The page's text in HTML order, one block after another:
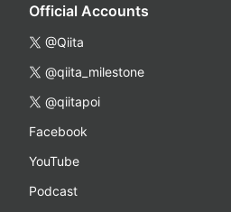
Official Accounts
@Qiita
@qiita_milestone
@qiitapoi
Facebook
YouTube
Podcast